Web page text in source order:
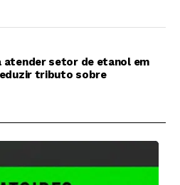
atender setor de etanol em
tributo sobre